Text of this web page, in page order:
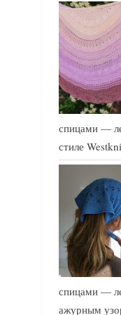
спицами —
стиле
спицами —
ажурным